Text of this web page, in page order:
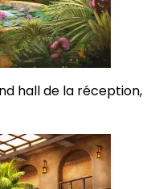
hall de la réception,